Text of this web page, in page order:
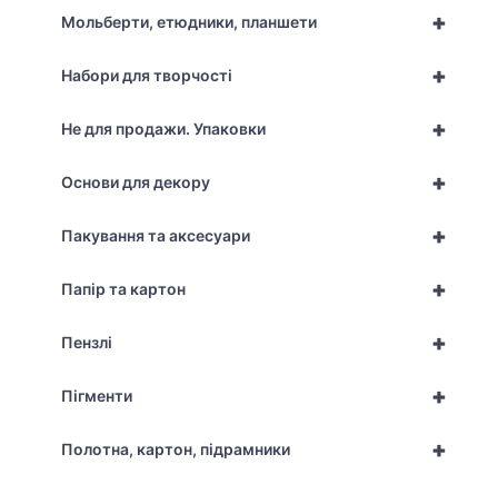
+
Мольберти, етюдники, планшети
+
Набори для творчості
+
Не для продажи. Упаковки
+
Основи для декору
+
Пакування та аксесуари
+
Папір та картон
+
Пензлі
+
Пігменти
+
Полотна, картон, підрамники